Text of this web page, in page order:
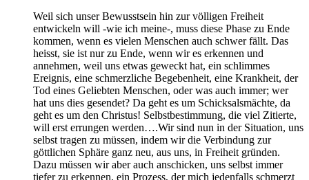
Weil sich unser Bewusstsein hin zur völligen Freiheit
entwickeln will -wie ich meine-, muss diese Phase zu Ende
kommen, wenn es vielen Menschen auch schwer fällt. Das
heisst, sie ist nur zu Ende, wenn wir es erkennen und
annehmen, weil uns etwas geweckt hat, ein schlimmes
Ereignis, eine schmerzliche Begebenheit, eine Krankheit, der
Tod eines Geliebten Menschen, oder was auch immer; wer
hat uns dies gesendet? Da geht es um Schicksalsmächte, da
geht es um den Christus! Selbstbestimmung, die viel Zitierte,
will erst errungen werden….Wir sind nun in der Situation, uns
selbst tragen zu müssen, indem wir die Verbindung zur
göttlichen Sphäre ganz neu, aus uns, in Freiheit gründen.
Dazu müssen wir aber auch anschicken, uns selbst immer
tiefer zu erkennen, ein Prozess, der mich jedenfalls schmerzt